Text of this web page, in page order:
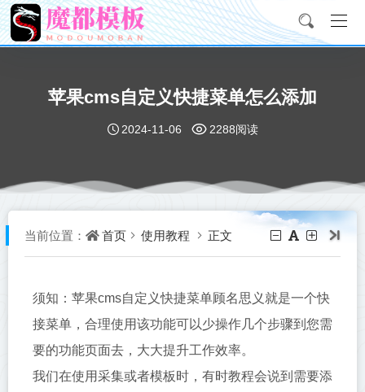
苹果cms自定义快捷菜单怎么添加
2024-11-06 2288阅读
当前位置： 首页 使用教程 正文
须知：苹果cms自定义快捷菜单顾名思义就是一个快
接菜单，合理使用该功能可以少操作几个步骤到您需
要的功能页面去，大大提升工作效率。
我们在使用采集或者模板时，有时教程会说到需要添